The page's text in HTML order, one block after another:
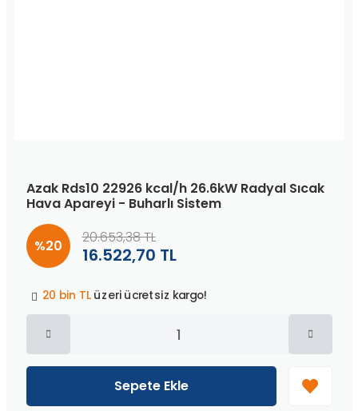
Azak Rds10 22926 kcal/h 26.6kW Radyal Sıcak
Hava Apareyi - Buharlı Sistem
%20 16.522,70 TL
20.653,38 TL
20 bin TLüzeri ücretsiz kargo!
40 bin TL
Peşin fiyatına
üzeri ücretsiz kargo!
üzeri ücretsiz kargo!
Sepete Ekle